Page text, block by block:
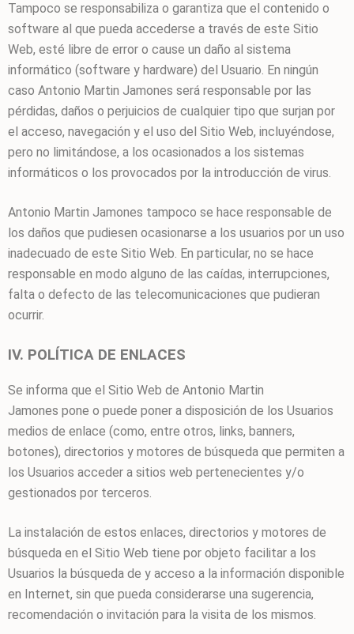
Tampoco se responsabiliza o garantiza que el contenido o
software al que pueda accederse a través de este Sitio
Web, esté libre de error o cause un daño al sistema
informático (software y hardware) del Usuario. En ningún
caso Antonio Martin Jamones será responsable por las
pérdidas, daños o perjuicios de cualquier tipo que surjan por
el acceso, navegación y el uso del Sitio Web, incluyéndose,
pero no limitándose, a los ocasionados a los sistemas
informáticos o los provocados por la introducción de virus.
Antonio Martin Jamones tampoco se hace responsable de
los daños que pudiesen ocasionarse a los usuarios por un uso
inadecuado de este Sitio Web. En particular, no se hace
responsable en modo alguno de las caídas, interrupciones,
falta o defecto de las telecomunicaciones que pudieran
ocurrir.
IV. POLÍTICA DE ENLACES
Se informa que el Sitio Web de Antonio Martin
Jamones pone o puede poner a disposición de los Usuarios
medios de enlace (como, entre otros, links, banners,
botones), directorios y motores de búsqueda que permiten a
los Usuarios acceder a sitios web pertenecientes y/o
gestionados por terceros.
La instalación de estos enlaces, directorios y motores de
búsqueda en el Sitio Web tiene por objeto facilitar a los
Usuarios la búsqueda de y acceso a la información disponible
en Internet, sin que pueda considerarse una sugerencia,
recomendación o invitación para la visita de los mismos.